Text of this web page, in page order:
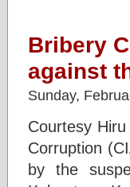
Bribery
against
Sunday,
Courtesy
Corruption
by the